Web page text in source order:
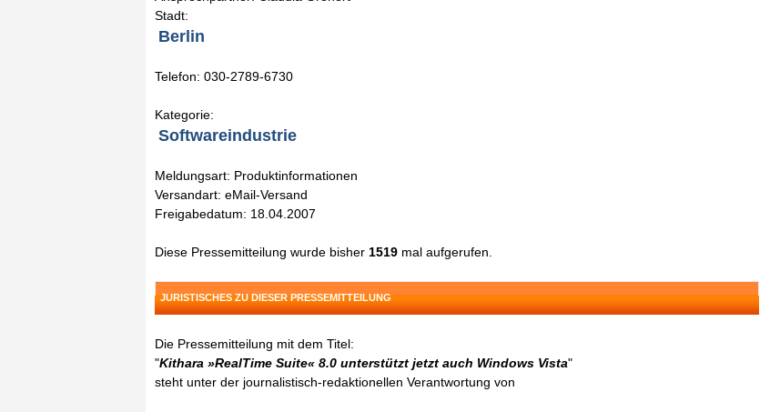
Stadt:
Berlin
Telefon: 030-2789-6730
Kategorie:
Softwareindustrie
Meldungsart: Produktinformationen
Versandart: eMail-Versand
Freigabedatum: 18.04.2007
Diese Pressemitteilung wurde bisher 1519 mal aufgerufen.
JURISTISCHES ZU DIESER PRESSEMITTEILUNG
Die Pressemitteilung mit dem Titel:
"Kithara »RealTime Suite« 8.0 unterstützt jetzt auch Windows Vista"
steht unter der journalistisch-redaktionellen Verantwortung von